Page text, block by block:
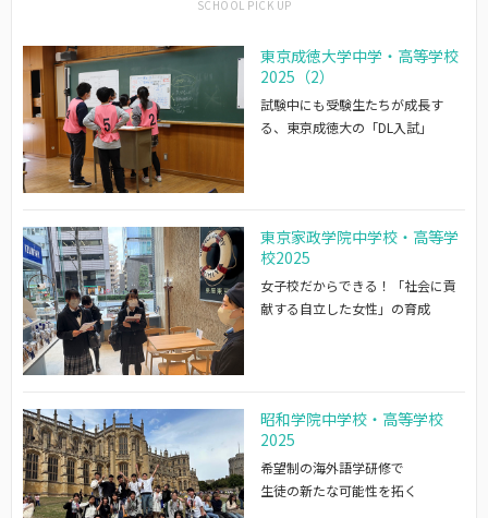
東京成徳大学中学・高等学校
2025（2）
試験中にも受験生たちが成長す
る、東京成徳大の「DL入試」
東京家政学院中学校・高等学
校2025
女子校だからできる！「社会に貢
献する自立した女性」の育成
昭和学院中学校・高等学校
2025
希望制の海外語学研修で
生徒の新たな可能性を拓く